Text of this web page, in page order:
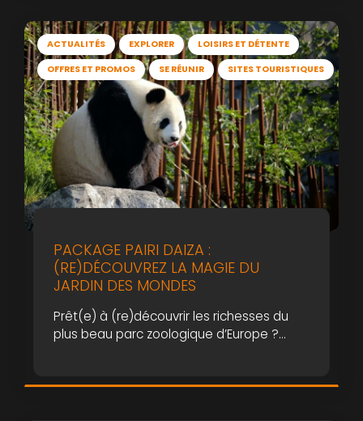
ACTUALITÉS EXPLORER LOISIRS ET DÉTENTE
OFFRES ET PROMOS SE RÉUNIR SITES TOURISTIQUES
PACKAGE PAIRI DAIZA :
(RE)DÉCOUVREZ LA MAGIE DU
JARDIN DES MONDES
Prêt(e) à (re)découvrir les richesses du
plus beau parc zoologique d’Europe ?